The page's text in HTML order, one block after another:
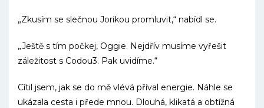
„Zkusím se slečnou Jorikou promluvit,“ nabídl se.
„Ještě s tím počkej, Oggie. Nejdřív musíme vyřešit
záležitost s Codou3. Pak uvidíme.“
Cítil jsem, jak se do mě vlévá příval energie. Náhle se
ukázala cesta i přede mnou. Dlouhá, klikatá a obtížná